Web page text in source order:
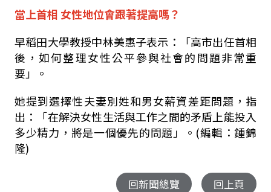
當上首相 女性地位會跟著提高嗎？
早稻田大學教授中林美惠子表示：「高市出任首相
後，如何整理女性公平參與社會的問題非常重
要」。
她提到選擇性夫妻別姓和男女薪資差距問題，指
出：「在解決女性生活與工作之間的矛盾上能投入
多少精力，將是一個優先的問題」。 (編輯：鍾錦
隆)
回新聞總覽 回上頁